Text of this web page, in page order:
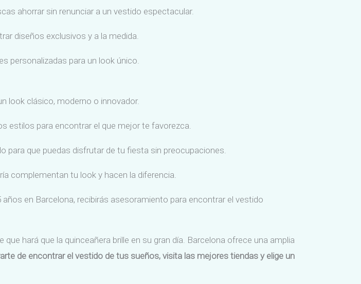
ahorrar sin renunciar a un vestido espectacular.
diseños exclusivos y a la medida.
personalizadas para un look único.
look clásico, moderno o innovador.
estilos para encontrar el que mejor te favorezca.
para que puedas disfrutar de tu fiesta sin preocupaciones.
complementan tu look y hacen la diferencia.
en Barcelona, recibirás asesoramiento para encontrar el vestido
hará que la quinceañera brille en su gran día. Barcelona ofrece una amplia
de encontrar el vestido de tus sueños, visita las mejores tiendas y elige un